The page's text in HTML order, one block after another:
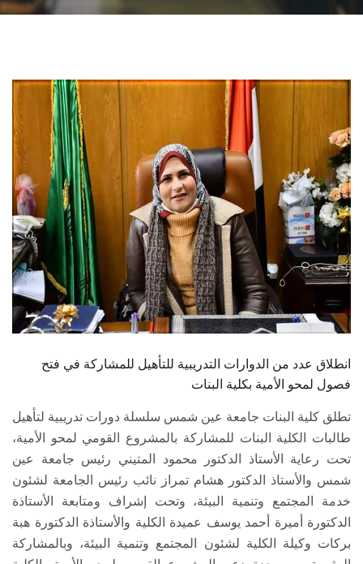
الطلاب
هيئة التدريس
الدراسات العليا
الخريجين
الموظفون
الزائـرون
سجل الان
انطلاق عدد من الدوارات التدريبية للتأهيل للمشاركة في فتح
فصول لمحو الأمية بكلية البنات
تطلق كلية البنات جامعة عين شمس سلسلة دورات تدريبية لتأهيل
طالبات الكلية البنات للمشاركة بالمشروع القومي لمحو الأمية،
تحت رعاية الأستاذ الدكتور محمود المتيني رئيس جامعة عين
شمس والأستاذ الدكتور هشام تمراز نائب رئيس الجامعة لشئون
خدمة المجتمع وتنمية البيئة، وتحت إشراف ومتابعة الأستاذة
الدكتورة أميرة أحمد يوسف عميدة الكلية والأستاذة الدكتورة هبة
بركات وكيلة الكلية لشئون المجتمع وتنمية البيئة، وبالمشاركة